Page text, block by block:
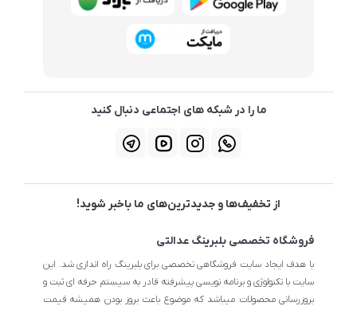
ما را در شبکه های اجتماعی دنبال کنید
از تخفیف‌ها و جدیدترین‌های ما باخبر شوید!
فروشگاه تخصصی بلبرینگ عدالتی
با هدف ایجاد سایت فروشگاهی تخصصی برای بلبرینگ راه اندازی شد. این
سایت با تکنولوژی و برنامه نویسی پیشرفته قادر به سیستم حرفه ای ثبت و
بروزرسانی محصولات میباشد که موضوع باعث بروز بودن همیشه قیمت